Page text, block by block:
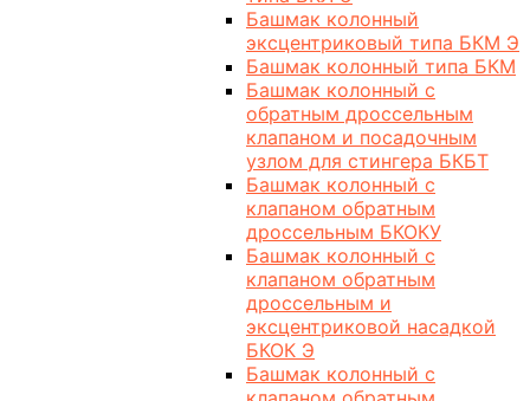
Башмак колонный
эксцентриковый типа БКМ Э
Башмак колонный типа БКМ
Башмак колонный с
обратным дроссельным
клапаном и посадочным
узлом для стингера БКБТ
Башмак колонный с
клапаном обратным
дроссельным БКОКУ
Башмак колонный с
клапаном обратным
дроссельным и
эксцентриковой насадкой
БКОК Э
Башмак колонный с